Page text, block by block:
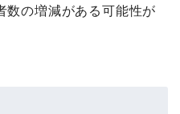
数の増減がある可能性が